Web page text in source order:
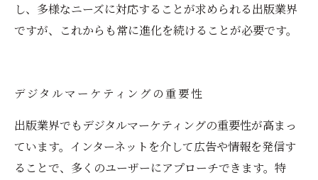
し、多様なニーズに対応することが求められる出版業界
ですが、これからも常に進化を続けることが必要です。
デジタルマーケティングの重要性
出版業界でもデジタルマーケティングの重要性が高まっ
ています。インターネットを介して広告や情報を発信す
ることで、多くのユーザーにアプローチできます。特